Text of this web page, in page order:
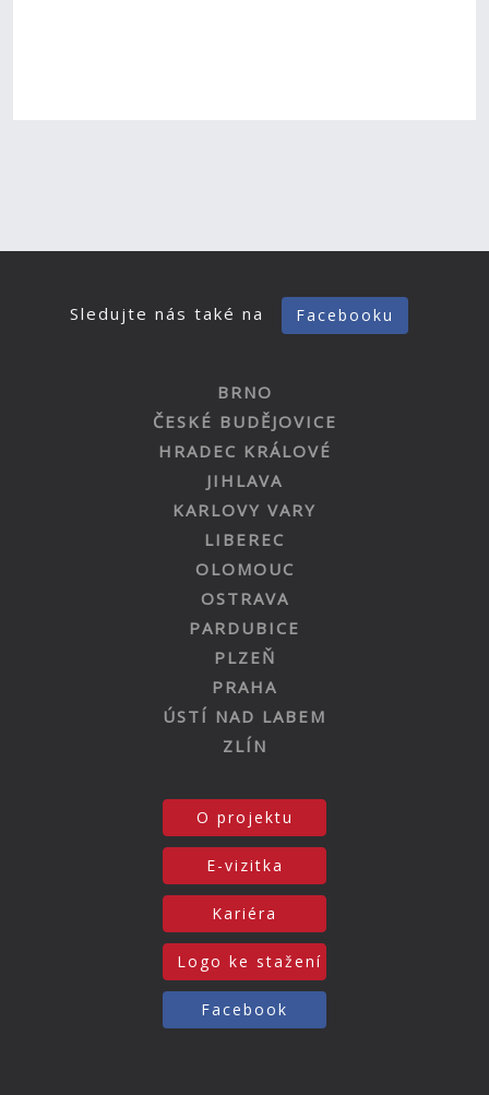
Sledujte nás také na Facebooku
BRNO
ČESKÉ BUDĚJOVICE
HRADEC KRÁLOVÉ
JIHLAVA
KARLOVY VARY
LIBEREC
OLOMOUC
OSTRAVA
PARDUBICE
PLZEŇ
PRAHA
ÚSTÍ NAD LABEM
ZLÍN
O projektu
E-vizitka
Kariéra
Logo ke stažení
Facebook